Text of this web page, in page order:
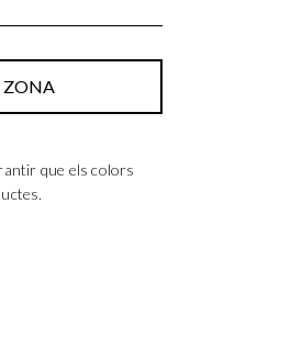
ZONA
que els colors